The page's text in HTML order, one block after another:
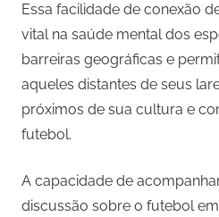
Essa facilidade de conexão
vital na saúde mental dos
barreiras geográficas e
aqueles distantes de seus
próximos de sua cultura e
futebol.
A capacidade de
discussão sobre o futebol